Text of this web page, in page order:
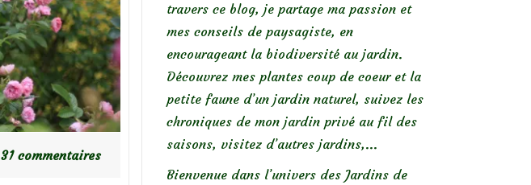
31 commentaires
travers ce blog, je partage ma passion et
mes conseils de paysagiste, en
encourageant la biodiversité au jardin.
Découvrez mes plantes coup de coeur et la
petite faune d’un jardin naturel, suivez les
chroniques de mon jardin privé au fil des
saisons, visitez d’autres jardins,...
Bienvenue dans l’univers des Jardins de